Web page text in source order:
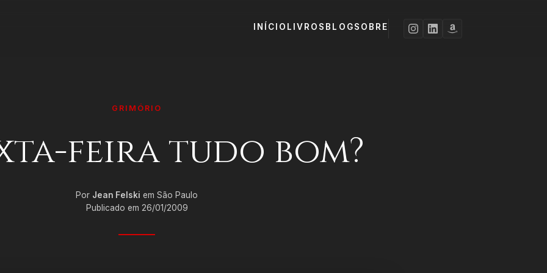
INÍCIO LIVROS BLOGSOBRE
GRIMÓRIO
feira tudo bom?
Por Jean Felski em São Paulo
Publicado em 26/01/2009